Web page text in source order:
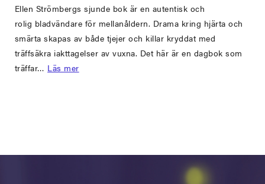
Ellen Strömbergs sjunde bok är en autentisk och
rolig bladvändare för mellanåldern. Drama kring hjärta och
smärta skapas av både tjejer och killar kryddat med
träffsäkra iakttagelser av vuxna. Det här är en dagbok som
träffar… Läs mer